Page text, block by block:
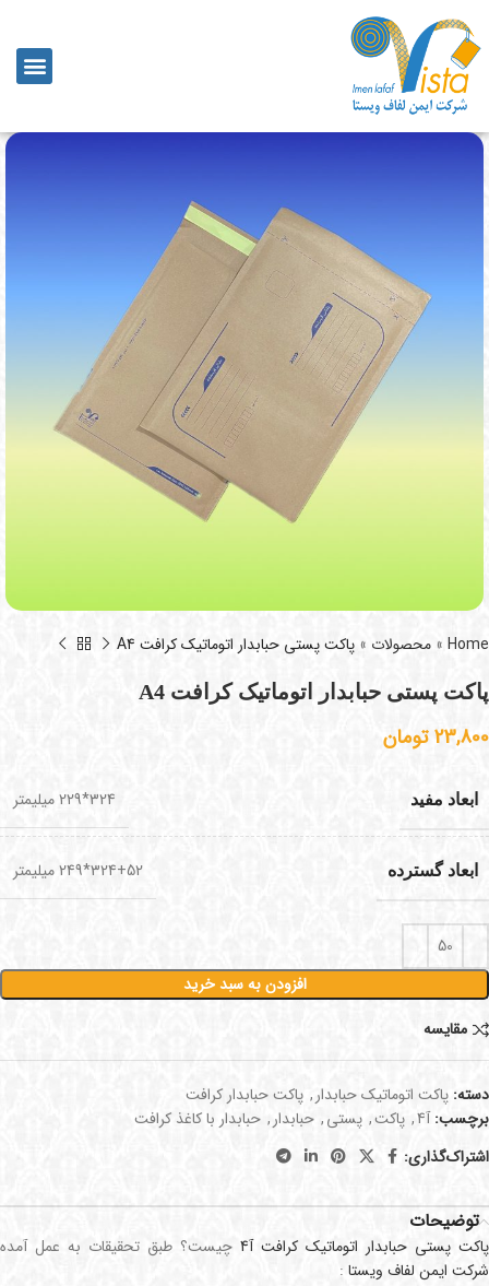
Home
» محصولات » پاکت پستی حبابدار اتوماتیک کرافت A4
پاکت پستی حبابدار اتوماتیک کرافت A4
23,800 تومان
ابعاد مفید 324*229 میلیمتر
ابعاد گسترده 324+52*249 میلیمتر
افزودن به سبد خرید
مقايسه
دسته: پاکت اتوماتیک حبابدار, پاکت حبابدار کرافت
برچسب: آ4 , پاکت, پستی, حبابدار, حبابدار با کاغذ کرافت
اشتراک‌گذاری:
توضیحات
پاکت پستی حبابدار اتوماتیک کرافت آ4
چیست؟ طبق تحقیقات به عمل آمده
شرکت ایمن لفاف ویستا :